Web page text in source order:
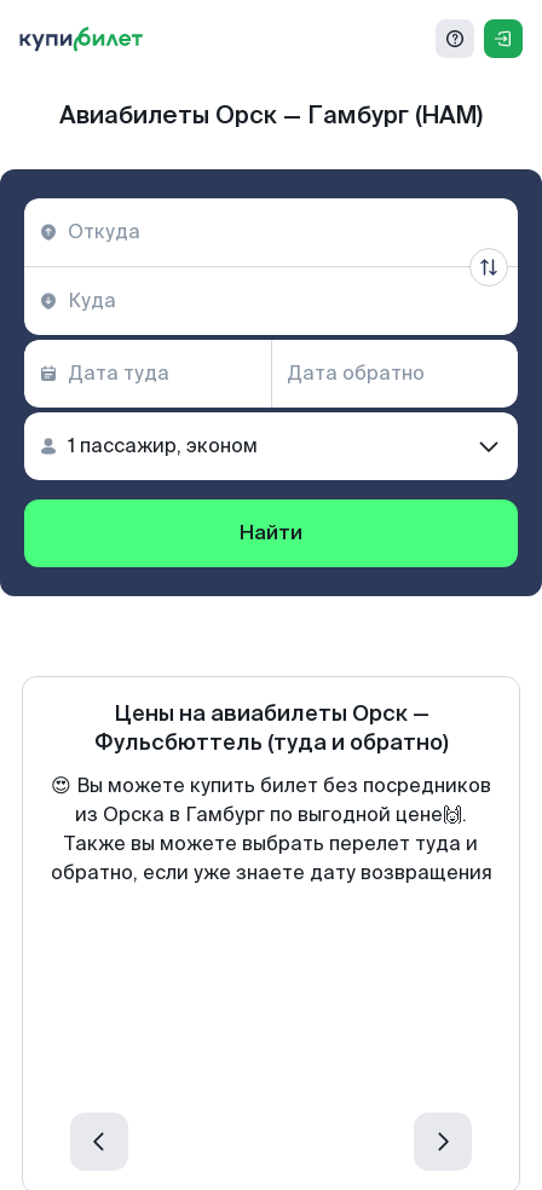
Авиабилеты Орск — Гамбург (HAM)
Найти
Цены на авиабилеты Орск—
Фульсбюттель (туда и обратно)
😍 Вы можете купить билет без посредников
из Орска в Гамбург по выгодной цене🙌.
Также вы можете выбрать перелет туда и
обратно, если уже знаете дату возвращения